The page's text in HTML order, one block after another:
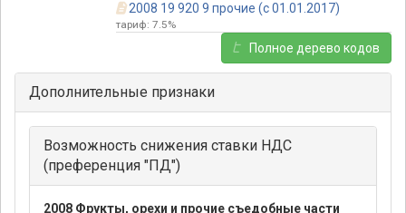
2008 19 920 9 прочие (с 01.01.2017)
тариф: 7.5%
Полное дерево кодов
Дополнительные признаки
Возможность снижения ставки НДС
(преференция "ПД")
2008 Фрукты, орехи и прочие съедобные части